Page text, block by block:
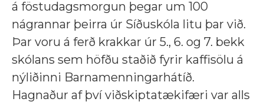
á föstudagsmorgun þegar um 100
nágrannar þeirra úr Síðuskóla litu þar við.
Þar voru á ferð krakkar úr 5., 6. og 7. bekk
skólans sem höfðu staðið fyrir kaffisölu á
nýliðinni Barnamenningarhátíð.
Hagnaður af því viðskiptatækifæri var alls